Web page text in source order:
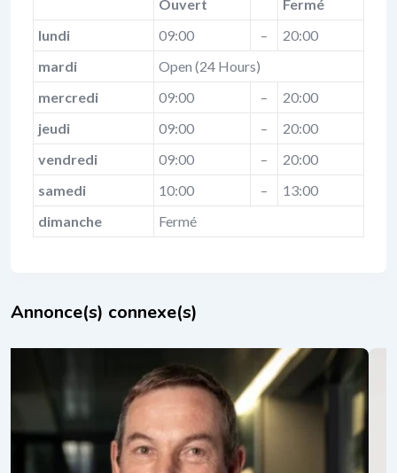
Ouvert
Fermé
lundi
09:00 –
20:00
mardi
Open (24 Hours)
mercredi
09:00 –
20:00
jeudi
09:00 –
20:00
vendredi
09:00 –
20:00
samedi
10:00 –
13:00
dimanche
Fermé
Annonce(s) connexe(s)
Coach PNL Walferdange |
Neuro-Linguistique
Charles
il y a 10
mentales